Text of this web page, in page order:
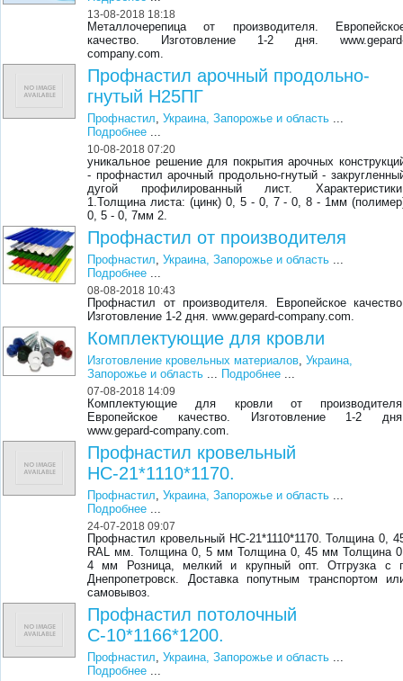
13-08-2018 18:18
Металлочерепица от производителя.
качество. Изготовление 1-2 дня.
company.com.
Профнастил арочный продольно-
гнутый Н25ПГ
Профнастил,Украина, Запорожье и область ...
Подробнее ...
10-08-2018 07:20
уникальное решение для покрытия арочных
- профнастил арочный продольно-гнутый -
дугой профилированный лист.
1.Толщина листа: (цинк) 0, 5 - 0, 7 - 0, 8 - 1мм
0, 5 - 0, 7мм 2.
Профнастил от производителя
Профнастил,Украина, Запорожье и область ...
Подробнее ...
08-08-2018 10:43
Профнастил от производителя. Европейское
Изготовление 1-2 дня. www.gepard-company.com.
Комплектующие для кровли
Изготовление кровельных материалов,Украина,
Запорожье и область ... Подробнее ...
07-08-2018 14:09
Комплектующие для кровли от
Европейское качество. Изготовление 1-2
www.gepard-company.com.
Профнастил кровельный
НС-21*1110*1170.
Профнастил,Украина, Запорожье и область ...
Подробнее ...
24-07-2018 09:07
Профнастил кровельный НС-21*1110*1170. Толщина 0,
RAL мм. Толщина 0, 5 мм Толщина 0, 45 мм Толщина
4 мм Розница, мелкий и крупный опт. Отгрузка с
Днепропетровск. Доставка попутным транспортом
самовывоз.
Профнастил потолочный
С-10*1166*1200.
Профнастил,Украина, Запорожье и область ...
Подробнее ...